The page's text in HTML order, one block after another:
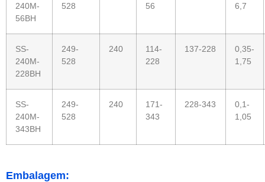
240M-
56BH
528
56
6,7
SS-
240M-
228BH
249-
528
240
114-
228
137-228
0,35-
1,75
SS-
240M-
343BH
249-
528
240
171-
343
228-343
0,1-
1,05
Embalagem: